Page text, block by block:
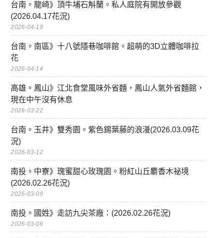
台南。龍崎》頂牛埔石斛蘭。私人庭院有開放參觀
(2026.04.17花況)
2026-04-19
台南。南區》十八號隱巷咖啡館。超萌的3D立體咖啡拉
花
2026-04-14
高雄。鳳山》江北食堂風味外省麵，鳳山人氣外省麵館，
現在中午沒有休息
2026-03-22
台南。玉井》雙秀園。紫色錫葉藤的浪漫(2026.03.09花
況)
2026-03-12
南投。中寮》瑰蜜甜心玫瑰園。粉紅山丘麝香木祕境
(2026.02.26花況)
2026-03-09
南投。國姓》走訪九尖茶廠：(2026.02.26花況)
2026-03-06